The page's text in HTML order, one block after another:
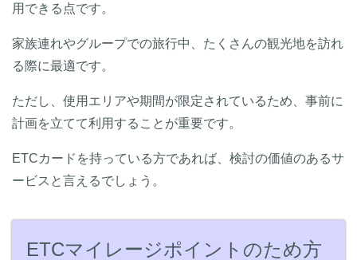
用できる点です。
家族連れやグループでの旅行中、たくさんの観光地を訪れ
る際に最適です。
ただし、使用エリアや期間が限定されているため、事前に
計画を立てて利用することが重要です。
ETCカードを持っている方であれば、検討の価値のあるサ
ービスと言えるでしょう。
ETCマイレージポイントのため方